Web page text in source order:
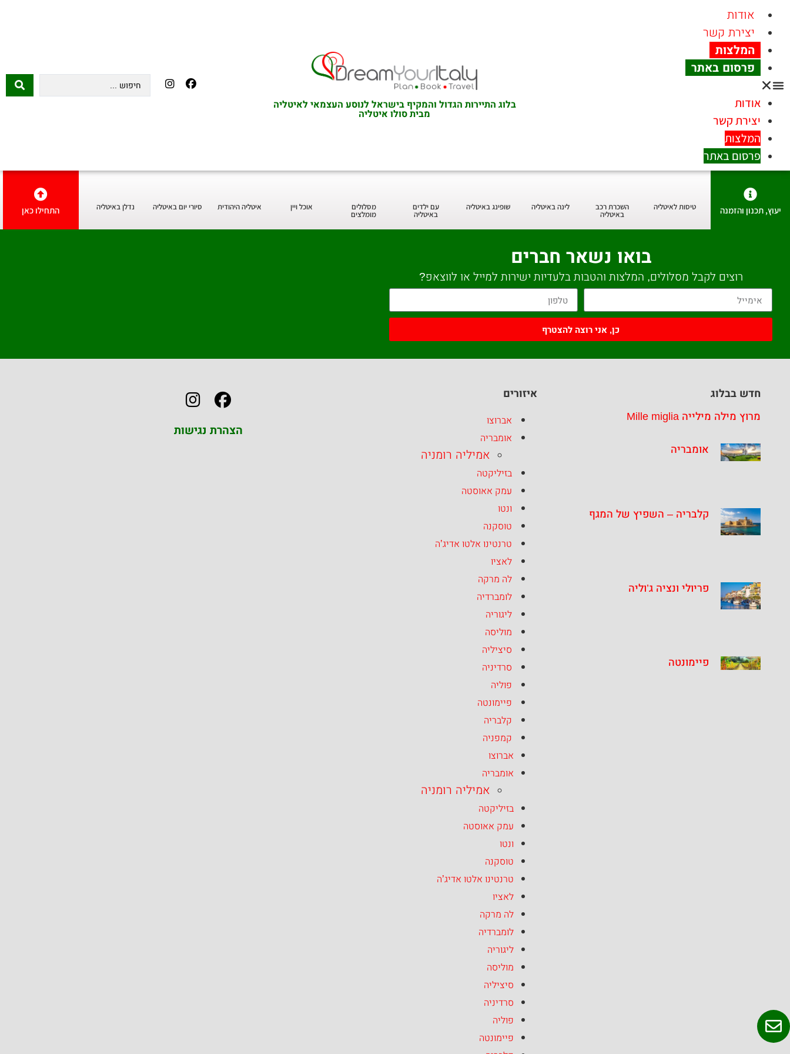
אודות
יצירת קשר
המלצות
פרסום באתר
אודות
יצירת קשר
המלצות
פרסום באתר
בלוג התיירות הגדול והמקיף בישראל לנוסע העצמאי לאיטליה
מבית סולו איטליה
יעוץ, תכנון והזמנה טיסות לאיטליה השכרת רכב
באיטליה
לינה באיטליה שופינג באיטליה עם ילדים
באיטליה
מסלולים
מומלצים
אוכל ויין איטליה היהודית סיורי יום באיטליה נדלן באיטליה התחילו כאן
בואו נשאר חברים
רוצים לקבל מסלולים, המלצות והטבות בלעדיות ישירות למייל או לווצאפ?
כן, אני רוצה להצטרף
חדש בבלוג
מרוץ מילה מילייה Mille miglia
אומבריה
קלבריה – השפיץ של המגף
פריולי ונציה ג’וליה
פיימונטה
איזורים
אברוצו
אומבריה
אמיליה רומניה
בזיליקטה
עמק אאוסטה
ונטו
טוסקנה
טרנטינו אלטו אדיג’ה
לאציו
לה מרקה
לומברדיה
ליגוריה
מוליסה
סיציליה
סרדיניה
פוליה
פיימונטה
קלבריה
קמפניה
אברוצו
אומבריה
אמיליה רומניה
בזיליקטה
עמק אאוסטה
ונטו
טוסקנה
טרנטינו אלטו אדיג’ה
לאציו
לה מרקה
לומברדיה
ליגוריה
מוליסה
סיציליה
סרדיניה
פוליה
פיימונטה
הצהרת נגישות